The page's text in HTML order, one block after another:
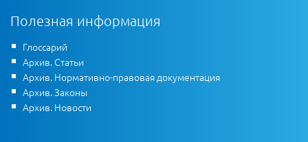
Полезная информация
Глоссарий
Архив. Статьи
Архив. Нормативно-правовая документация
Архив. Законы
Архив. Новости